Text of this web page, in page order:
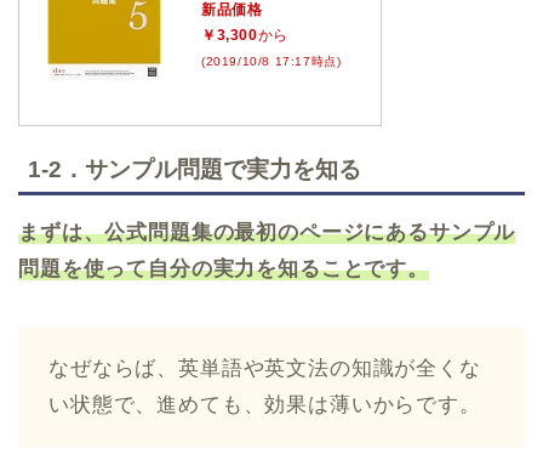
新品価格
￥3,300から
(2019/10/8 17:17時点)
1-2．サンプル問題で実力を知る
まずは、公式問題集の最初のページにあるサンプル
問題を使って自分の実力を知ることです。
なぜならば、英単語や英文法の知識が全くな
い状態で、進めても、効果は薄いからです。